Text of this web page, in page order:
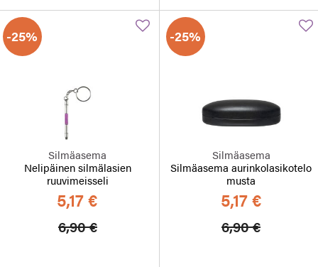
-25%
Silmäasema
Nelipäinen silmälasien
ruuvimeisseli
5,17 €
Hinta alennettu
6,90 €Alennettu hinta
-25%
Silmäasema
Silmäasema aurinkolasikotelo
musta
5,17 €
Hinta
6,90 €